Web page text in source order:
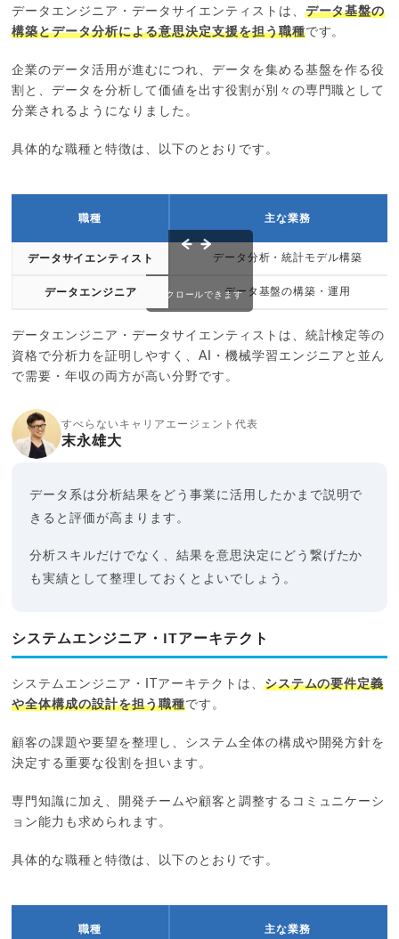
データエンジニア・データサイエンティストは、 データ基盤の
構築とデータ分析による意思決定支援を担う職種です。
企業のデータ活用が進むにつれ、データを集める基盤を作る役
割と、データを分析して価値を出す役割が別々の専門職として
分業されるようになりました。
具体的な職種と特徴は、以下のとおりです。
職種 主な業務
データサイエンティスト データ分析・統計モデル構築
データエンジニア データ基盤の構築・運用
スクロールできます
データエンジニア・データサイエンティストは、統計検定等の
資格で分析力を証明しやすく、AI・機械学習エンジニアと並ん
で需要・年収の両方が高い分野です。
すべらないキャリアエージェント代表
末永雄大
データ系は分析結果をどう事業に活用したかまで説明で
きると評価が高まります。
分析スキルだけでなく、結果を意思決定にどう繋げたか
も実績として整理しておくとよいでしょう。
システムエンジニア・ITアーキテクト
システムエンジニア・ITアーキテクトは、 システムの要件定義
や全体構成の設計を担う職種です。
顧客の課題や要望を整理し、システム全体の構成や開発方針を
決定する重要な役割を担います。
専門知識に加え、開発チームや顧客と調整するコミュニケーシ
ョン能力も求められます。
具体的な職種と特徴は、以下のとおりです。
職種 主な業務